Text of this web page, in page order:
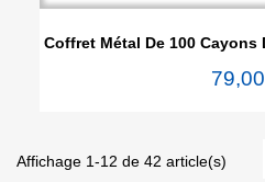
Coffret Métal De 100
Affichage 1-12 de 42 article(s)